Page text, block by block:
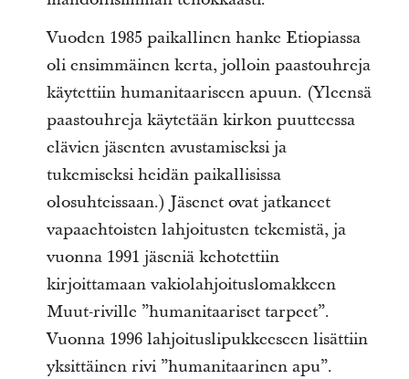
Vuoden 1985 paikallinen hanke Etiopiassa
oli ensimmäinen kerta, jolloin paastouhreja
käytettiin humanitaariseen apuun. (Yleensä
paastouhreja käytetään kirkon puutteessa
elävien jäsenten avustamiseksi ja
tukemiseksi heidän paikallisissa
olosuhteissaan.) Jäsenet ovat jatkaneet
vapaaehtoisten lahjoitusten tekemistä, ja
vuonna 1991 jäseniä kehotettiin
kirjoittamaan vakiolahjoituslomakkeen
Muut-riville ”humanitaariset tarpeet”.
Vuonna 1996 lahjoituslipukkeeseen lisättiin
yksittäinen rivi ”humanitaarinen apu”.